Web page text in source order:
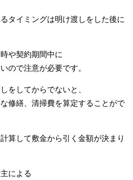
タイミングは明け渡しをした後に
や契約期間中に
ので注意が必要です。
をしてからでないと、
修繕、清掃費を算定することがで
算して敷金から引く金額が決まり
による